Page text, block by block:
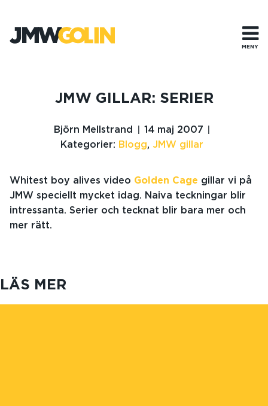
innehåll
MENY
JMW GILLAR: SERIER
Björn Mellstrand
14 maj 2007
Kategorier: Blogg, JMW gillar
Whitest boy alives video Golden Cage gillar vi på
JMW speciellt mycket idag. Naiva teckningar blir
intressanta. Serier och tecknat blir bara mer och
mer rätt.
LÄS MER